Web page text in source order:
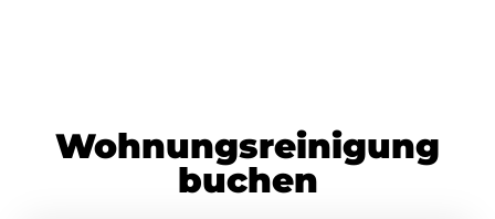
Wohnungsreinigung
buchen